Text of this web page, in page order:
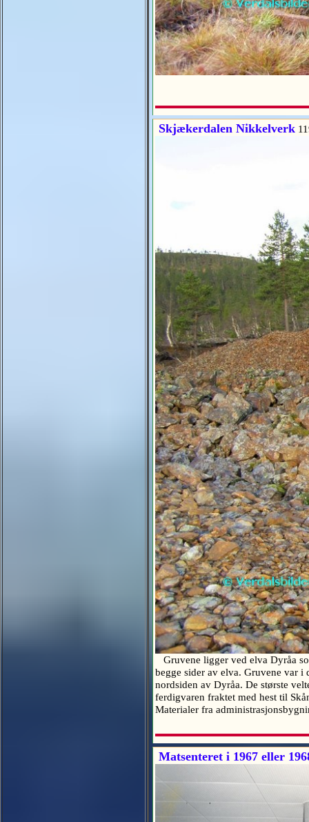
Skjækerdalen Nikkelverk
Gruvene ligger ved elva Dyråa
begge sider av elva. Gruvene var
nordsiden av Dyråa. De største
ferdigvaren fraktet med hest til
Materialer fra
Matsenteret i 1967 eller